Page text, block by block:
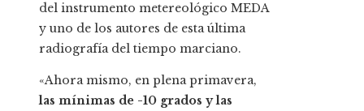
del instrumento metereológico MEDA
y uno de los autores de esta última
radiografía del tiempo marciano.
«Ahora mismo, en plena primavera,
las mínimas de -10 grados y las